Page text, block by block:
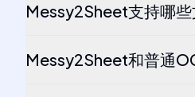
Messy2Sheet支持哪些
Messy2Sheet和普通